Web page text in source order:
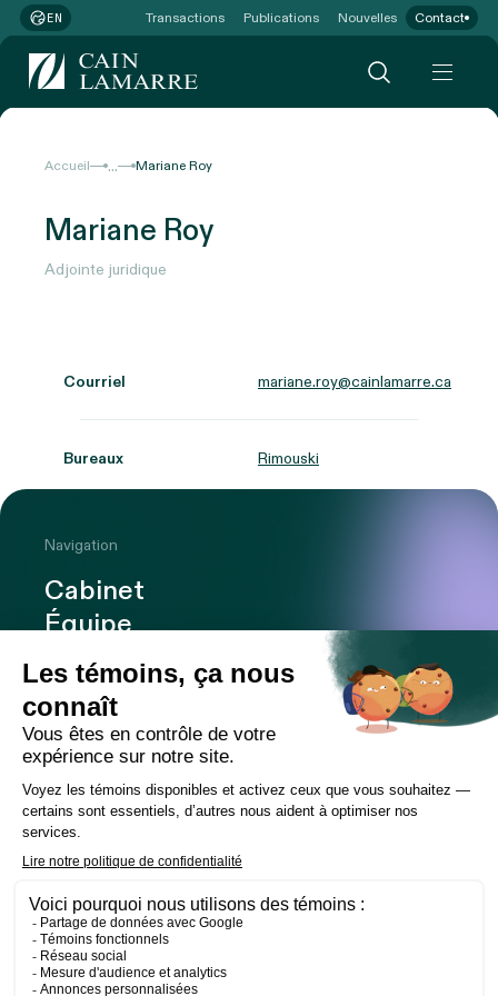
EN Transactions Publications Nouvelles Contact
Accueil ... Mariane Roy
Mariane Roy
Adjointe juridique
Courriel mariane.roy@cainlamarre.ca
Bureaux Rimouski
Navigation
Cabinet
Équipe
Expertises
Bureaux
Carrière
Transactions
Nouvelles
Contact
LinkedIn Instagram